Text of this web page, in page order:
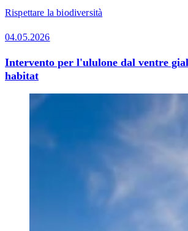
Rispettare la biodiversità
04.05.2026
Intervento per l'ululone dal ventre
habitat